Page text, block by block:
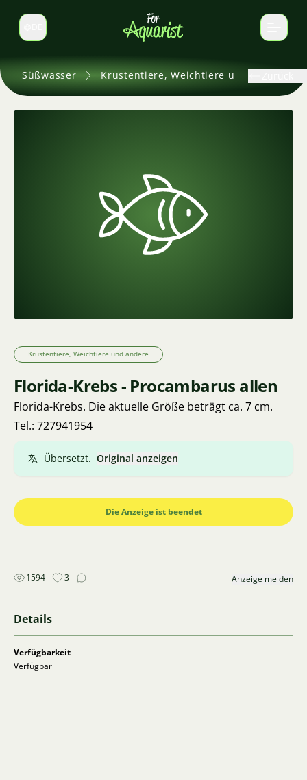
Sprache wechseln
Süßwasser Krustentiere, Weichtiere und andere
Krustentiere, Weichtiere und andere
Florida-Krebs - Procambarus allen
Florida-Krebs. Die aktuelle Größe beträgt ca. 7 cm.
Tel.: 727941954
Übersetzt. Original anzeigen
Die Anzeige ist beendet
1594 3 Anzeige melden
Details
Verfügbarkeit
Verfügbar